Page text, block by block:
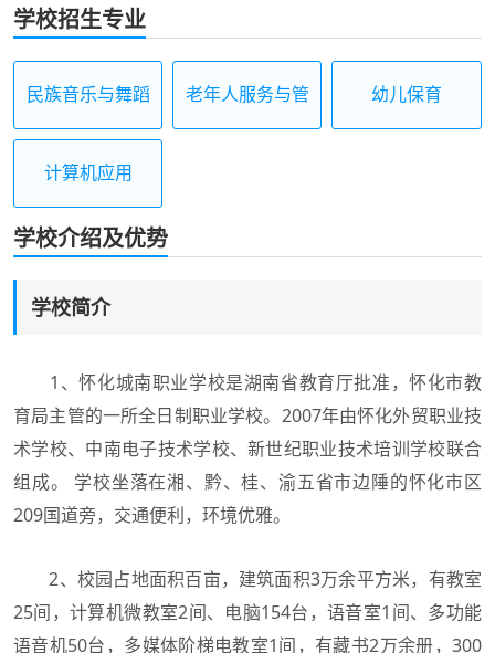
学校招生专业
民族音乐与舞蹈
老年人服务与管
幼儿保育
计算机应用
学校介绍及优势
学校简介
1、怀化城南职业学校是湖南省教育厅批准，怀化市教
育局主管的一所全日制职业学校。2007年由怀化外贸职业技
术学校、中南电子技术学校、新世纪职业技术培训学校联合
组成。 学校坐落在湘、黔、桂、渝五省市边陲的怀化市区
209国道旁，交通便利，环境优雅。
2、校园占地面积百亩，建筑面积3万余平方米，有教室
25间，计算机微教室2间、电脑154台，语音室1间、多功能
语音机50台，多媒体阶梯电教室1间，有藏书2万余册，300